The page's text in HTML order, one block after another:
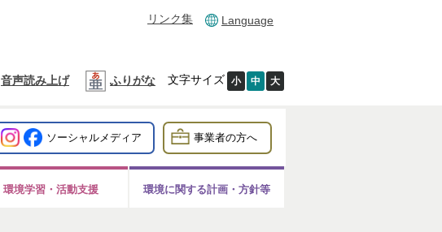
リンク集 Language
音声読み上げ ふりがな 文字サイズ 小 中 大
ソーシャルメディア 事業者の方へ
環境学習・活動支援 環境に関する計画・方針等